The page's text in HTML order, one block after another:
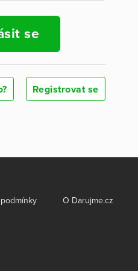
se
Registrovat se
O Darujme.cz